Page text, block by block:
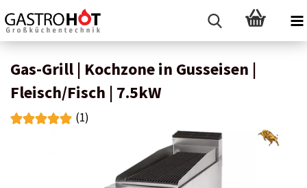
Gas-Grill | Kochzone in Gusseisen |
Fleisch/Fisch | 7.5kW
(1)